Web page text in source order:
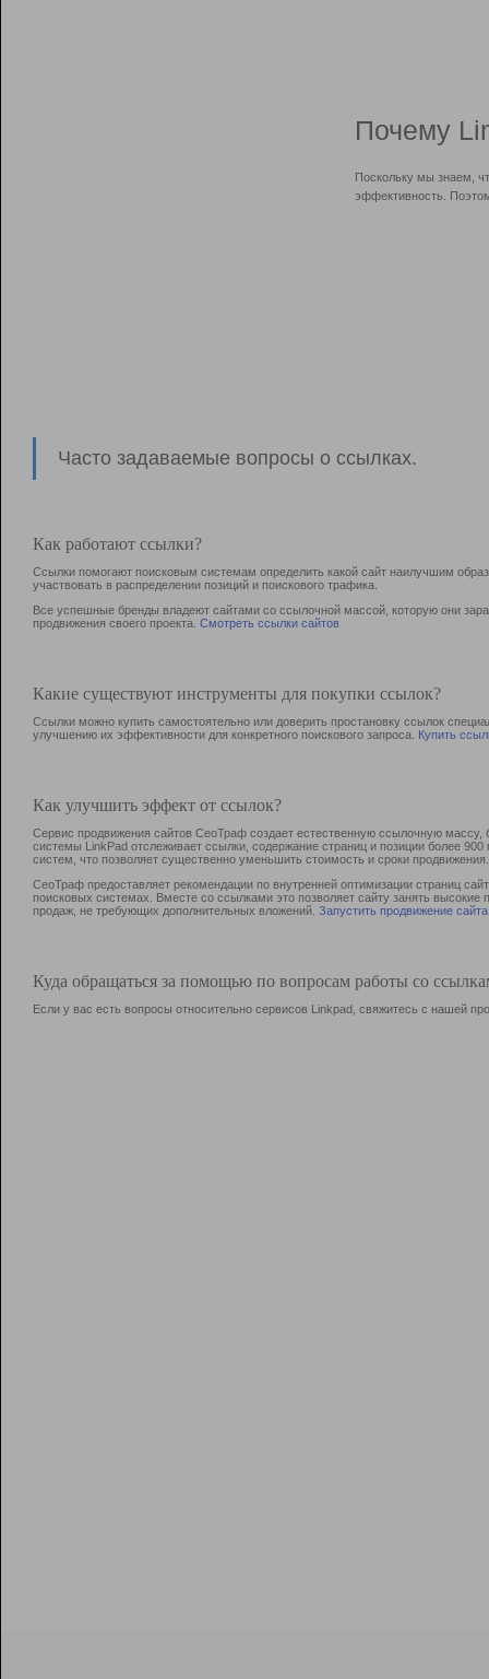
Почему
Поскольку мы знаем,
эффективность.
Часто задаваемые вопросы о ссылках.
Как работают ссылки?
Ссылки помогают поисковым системам определить какой сайт наилучшим
участвовать в раcпределении позиций и поискового трафика.
Все успешные бренды владеют сайтами со ссылочной массой, которую они
продвижения своего проекта. Смотреть ссылки сайтов
Какие существуют инструменты для покупки ссылок?
Ссылки можно купить самостоятельно или доверить простановку ссылок
улучшению их эффективности для конкретного поискового запроса. Купить
Как улучшить эффект от ссылок?
Сервис продвижения сайтов СеоТраф создает естественную ссылочную
системы LinkPad отслеживает ссылки, содержание страниц и позиции более
систем, что позволяет существенно уменьшить стоимость и сроки продвижения.
СеоТраф предоставляет рекомендации по внутренней оптимизации страниц
поисковых системах. Вместе со ссылками это позволяет сайту занять
продаж, не требующих дополнительных вложений. Запустить продвижение сайта
Куда обращаться за помощью по вопросам работы со
Если у вас есть вопросы относительно сервисов Linkpad, свяжитесь с нашей